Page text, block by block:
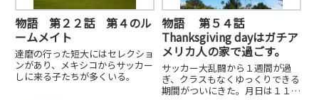
物語 第２２話 第４のル
ームメイト
達磨の行った短大にはセレクショ
ンがあり、メキシコからサッカー
しに来る子たちが多くいる。
物語 第５４話
Thanksgiving dayはガチア
メリカ人の家で過ごす。
サッカー大乱闘から１週間が過
ぎ、クラスもなくゆっくりできる
期間がついにきた。月日は１１月